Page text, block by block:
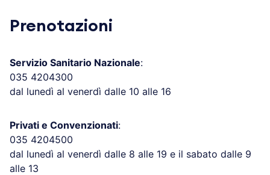
Prenotazioni
Servizio Sanitario Nazionale:
035 4204300
dal lunedì al venerdì dalle 10 alle 16
Privati e Convenzionati:
035 4204500
dal lunedì al venerdì dalle 8 alle 19 e il sabato dalle 9
alle 13